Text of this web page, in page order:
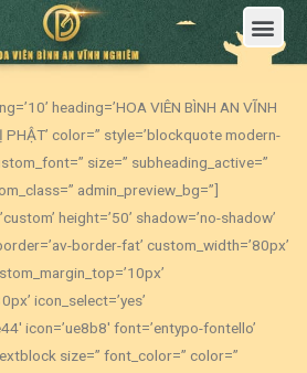
heading=’HOA VIÊN BÌNH AN VĨNH
PHẬT’ color=” style=’blockquote modern-
size=” subheading_active=”
admin_preview_bg=”]
height=’50’ shadow=’no-shadow’
border-fat’ custom_width=’80px’
icon_select=’yes’
icon=’ue8b8′ font=’entypo-fontello’
size=” font_color=” color=”